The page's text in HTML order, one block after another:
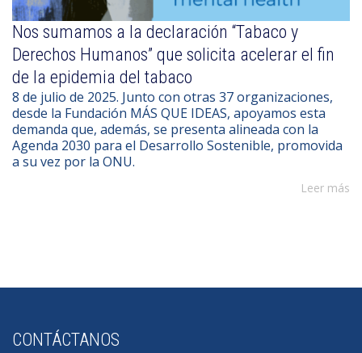
Nos sumamos a la declaración “Tabaco y
Derechos Humanos” que solicita acelerar el fin
de la epidemia del tabaco
8 de julio de 2025. Junto con otras 37 organizaciones,
desde la Fundación MÁS QUE IDEAS, apoyamos esta
demanda que, además, se presenta alineada con la
Agenda 2030 para el Desarrollo Sostenible, promovida
a su vez por la ONU.
Leer más
CONTÁCTANOS